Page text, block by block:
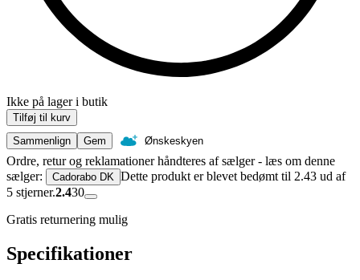
Ikke på lager i butik
Tilføj til kurv
Sammenlign
Gem Ønskeskyen
Ordre, retur og reklamationer håndteres af sælger - læs om denne
sælger:
Cadorabo DK Dette produkt er blevet bedømt til 2.43 ud af
5 stjerner.2.430
Gratis returnering mulig
Specifikationer